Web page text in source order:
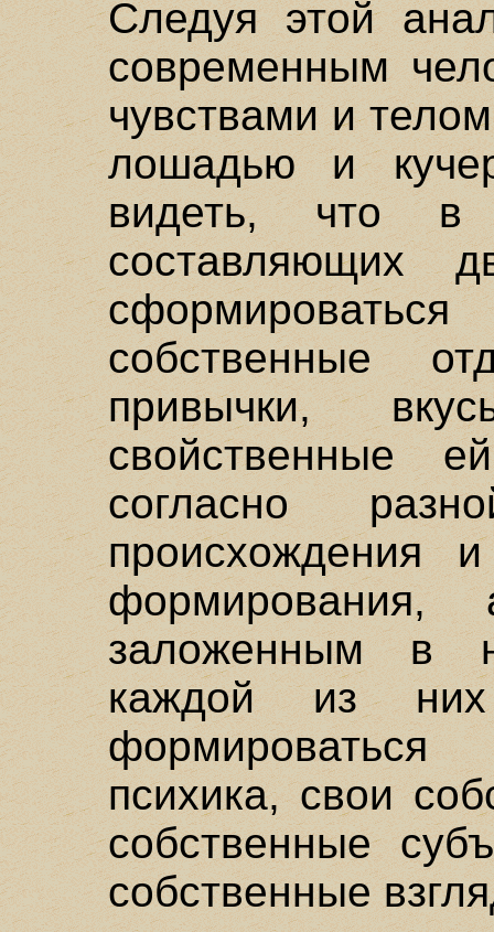
Следуя этой
современным
чувствами и
лошадью и
видеть, что в
составляющих
собственные
привычки,
свойственные
согласно
происхождения
заложенным в
каждой из
психика, свои
собственные
собственные